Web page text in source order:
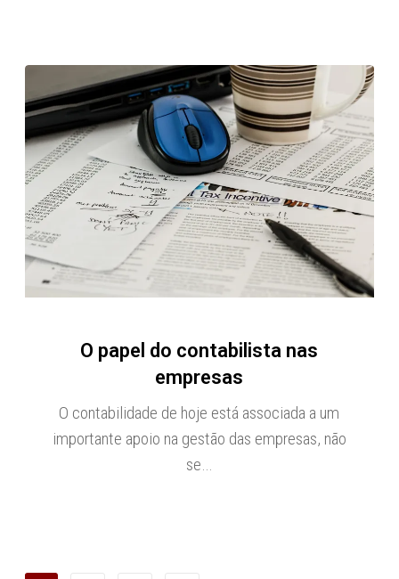
O papel do contabilista nas
empresas
O contabilidade de hoje está associada a um
importante apoio na gestão das empresas, não
se…